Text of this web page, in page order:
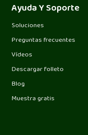
Ayuda Y Soporte
Soluciones
Preguntas frecuentes
Vídeos
Descargar folleto
Blog
Muestra gratis